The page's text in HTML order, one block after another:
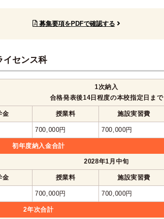
募集要項をPDFで確認する
イセンス科
1次納入
合格発表後14日程度の本校指定日まで
金 授業料 施設実習費
700,000円 700,000円
初年度納入金合計
2028年1月中旬
金 授業料 施設実習費
700,000円 700,000円
2年次合計